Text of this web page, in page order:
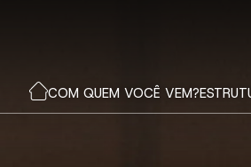
COM QUEM VOCÊ VEM?